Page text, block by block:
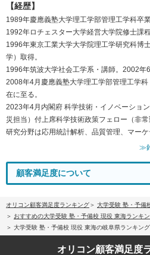
【経歴】
1989年慶應義塾大学理工学部管理工学科卒業
1992年ロチェスター大学経営大学院修士課程
1996年東京工業大学大学院理工学研究科博
学）取得。
1996年筑波大学社会工学系・講師。2002年6
2008年4月慶應義塾大学理工学部管理工学
在に至る。
2023年4月内閣府 科学技術・イノベーショ
災担当）付上席科学技術政策フェロー（非常
研究分野は応用統計解析、品質管理、マーケ
≫
顧客満足度について
オリコン顧客満足度ランキング
大学受験 塾・予備
おすすめの大学受験 塾・予備校 現役 東海ランキ
大学受験 塾・予備校 現役 東海の岐阜県ランキン
オリコン顧客満足度